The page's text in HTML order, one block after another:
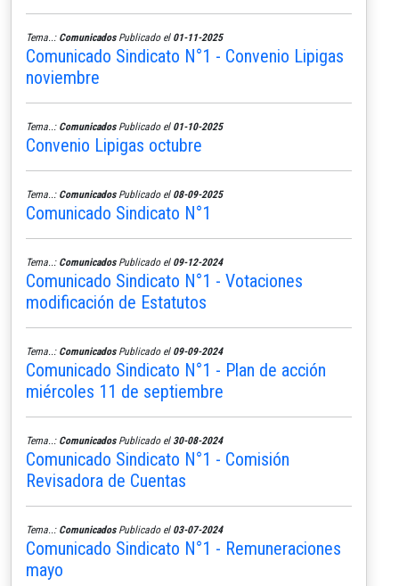
Tema..: ComunicadosPublicado el 01-11-2025
Comunicado Sindicato N°1 - Convenio Lipigas
noviembre
Tema..: ComunicadosPublicado el 01-10-2025
Convenio Lipigas octubre
Tema..: ComunicadosPublicado el 08-09-2025
Comunicado Sindicato N°1
Tema..: ComunicadosPublicado el 09-12-2024
Comunicado Sindicato N°1 - Votaciones
modificación de Estatutos
Tema..: ComunicadosPublicado el 09-09-2024
Comunicado Sindicato N°1 - Plan de acción
miércoles 11 de septiembre
Tema..: ComunicadosPublicado el 30-08-2024
Comunicado Sindicato N°1 - Comisión
Revisadora de Cuentas
Tema..: ComunicadosPublicado el 03-07-2024
Comunicado Sindicato N°1 - Remuneraciones
mayo